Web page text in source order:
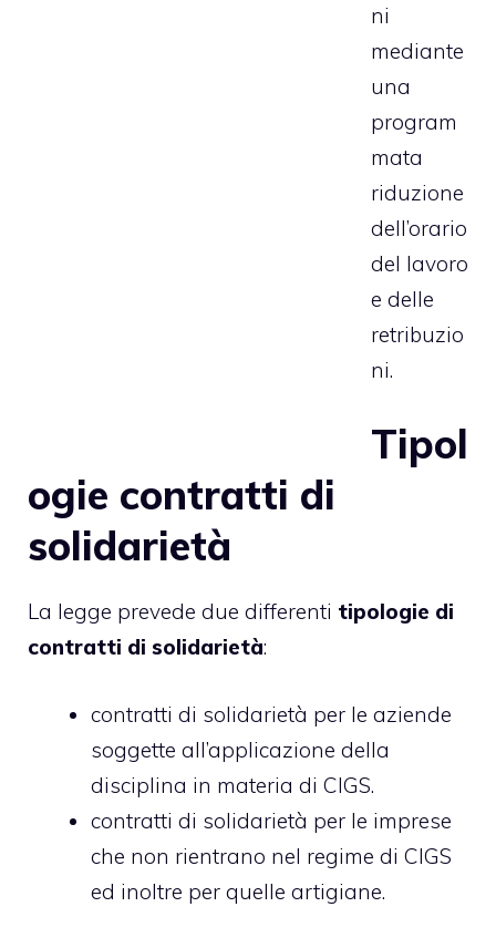
ni
mediante
una
program
mata
riduzione
dell’orario
del lavoro
e delle
retribuzio
ni.
Tipol
ogie contratti di
solidarietà
La legge prevede due differenti tipologie di
contratti di solidarietà:
contratti di solidarietà per le aziende
soggette all’applicazione della
disciplina in materia di CIGS.
contratti di solidarietà per le imprese
che non rientrano nel regime di CIGS
ed inoltre per quelle artigiane.